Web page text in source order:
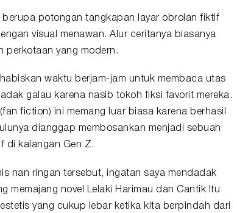
berupa potongan tangkapan layar obrolan fiktif
visual menawan. Alur ceritanya biasanya
perkotaan yang modern.
waktu berjam-jam untuk membaca utas
galau karena nasib tokoh fiksi favorit mereka.
fiction) ini memang luar biasa karena berhasil
dianggap membosankan menjadi sebuah
di kalangan Gen Z.
nan ringan tersebut, ingatan saya mendadak
memajang novel Lelaki Harimau dan Cantik Itu
yang cukup lebar ketika kita berpindah dari